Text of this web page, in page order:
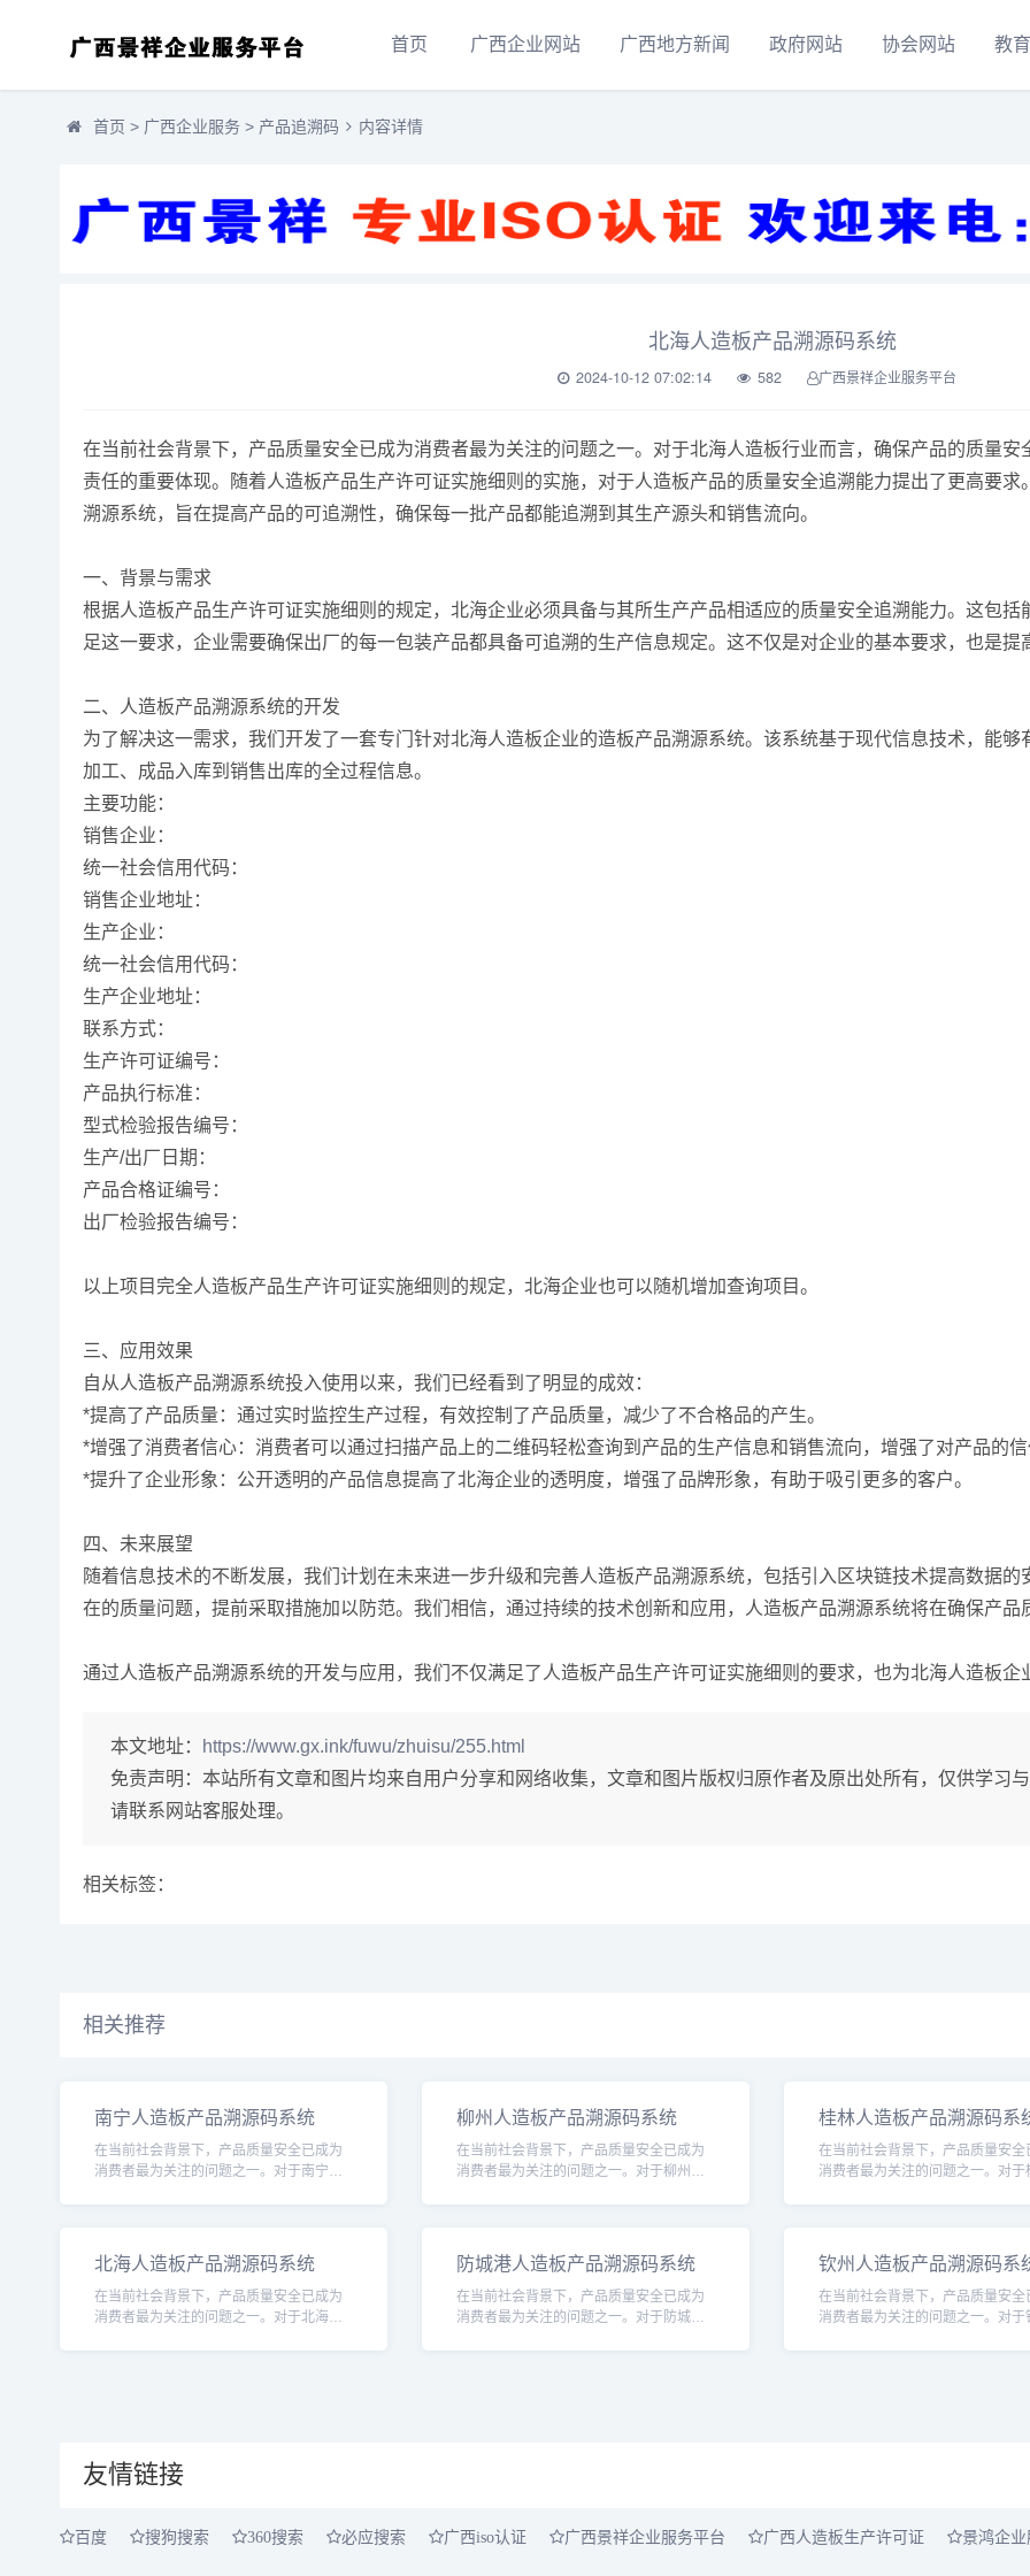
首页 广西企业网站 广西地方新闻 政府网站 协会网站 教
首页 > 广西企业服务 > 产品追溯码 内容详情
北海人造板产品溯源码系统
2024-10-12 07:02:14 582 广西景祥企业服务平台
在当前社会背景下，产品质量安全已成为消费者最为关注的问题之一。对于北海人造板行业而言，确保产品的质量
责任的重要体现。随着人造板产品生产许可证实施细则的实施，对于人造板产品的质量安全追溯能力提出了更高要
溯源系统，旨在提高产品的可追溯性，确保每一批产品都能追溯到其生产源头和销售流向。
一、背景与需求
根据人造板产品生产许可证实施细则的规定，北海企业必须具备与其所生产产品相适应的质量安全追溯能力。这包
足这一要求，企业需要确保出厂的每一包装产品都具备可追溯的生产信息规定。这不仅是对企业的基本要求，也是
二、人造板产品溯源系统的开发
为了解决这一需求，我们开发了一套专门针对北海人造板企业的造板产品溯源系统。该系统基于现代信息技术，能
加工、成品入库到销售出库的全过程信息。
主要功能：
销售企业：
统一社会信用代码：
销售企业地址：
生产企业：
统一社会信用代码：
生产企业地址：
联系方式：
生产许可证编号：
产品执行标准：
型式检验报告编号：
生产/出厂日期：
产品合格证编号：
出厂检验报告编号：
以上项目完全人造板产品生产许可证实施细则的规定，北海企业也可以随机增加查询项目。
三、应用效果
自从人造板产品溯源系统投入使用以来，我们已经看到了明显的成效：
*提高了产品质量：通过实时监控生产过程，有效控制了产品质量，减少了不合格品的产生。
*增强了消费者信心：消费者可以通过扫描产品上的二维码轻松查询到产品的生产信息和销售流向，增强了对产品的
*提升了企业形象：公开透明的产品信息提高了北海企业的透明度，增强了品牌形象，有助于吸引更多的客户。
四、未来展望
随着信息技术的不断发展，我们计划在未来进一步升级和完善人造板产品溯源系统，包括引入区块链技术提高数据
在的质量问题，提前采取措施加以防范。我们相信，通过持续的技术创新和应用，人造板产品溯源系统将在确保产
通过人造板产品溯源系统的开发与应用，我们不仅满足了人造板产品生产许可证实施细则的要求，也为北海人造板
本文地址：
https://www.gx.ink/fuwu/zhuisu/255.html
免责声明： 本站所有文章和图片均来自用户分享和网络收集，文章和图片版权归原作者及原出处所有，仅供学习
请联系网站客服处理。
相关标签：
相关推荐
南宁人造板产品溯源码系统
在当前社会背景下，产品质量安全已成为
消费者最为关注的问题之一。对于南宁人
柳州人造板产品溯源码系统
在当前社会背景下，产品质量安全已成为
消费者最为关注的问题之一。对于柳州人
桂林人造板产品溯源码系
在当前社会背景下，产品质量安全
消费者最为关注的问题之一。对于
北海人造板产品溯源码系统
在当前社会背景下，产品质量安全已成为
消费者最为关注的问题之一。对于北海人
防城港人造板产品溯源码系统
在当前社会背景下，产品质量安全已成为
消费者最为关注的问题之一。对于防城港
钦州人造板产品溯源码系
在当前社会背景下，产品质量安全
消费者最为关注的问题之一。对于
友情链接
百度 搜狗搜索 360搜索 必应搜索 广西iso认证 广西景祥企业服务平台 广西人造板生产许可证 景鸿企